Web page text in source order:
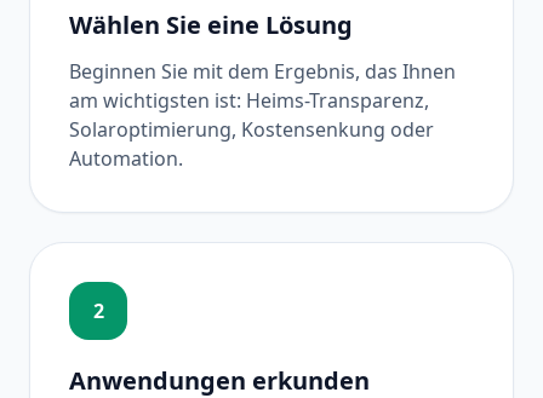
Wählen Sie eine Lösung
Beginnen Sie mit dem Ergebnis, das Ihnen
am wichtigsten ist: Heims-Transparenz,
Solaroptimierung, Kostensenkung oder
Automation.
2
Anwendungen erkunden